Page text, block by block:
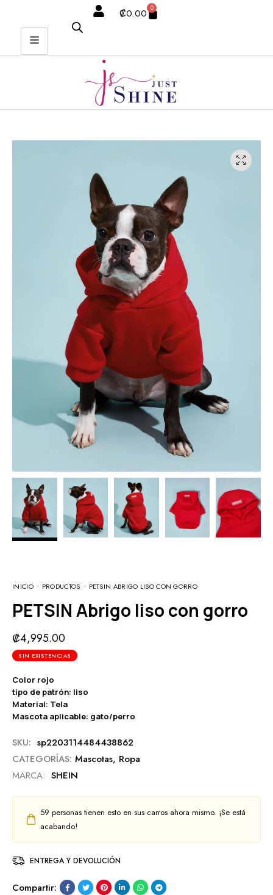
₡0.00 0
INICIO PRODUCTOS PETSIN ABRIGO LISO CON GORRO
PETSIN Abrigo liso con gorro
₡4,995.00
SIN EXISTENCIAS
Color rojo
tipo de patrón: liso
Material: Tela
Mascota aplicable: gato/perro
SKU: sp2203114484438862
CATEGORÍAS: Mascotas, Ropa
MARCA: SHEIN
59 personas tienen esto en sus carros ahora mismo. ¡Se está
acabando!
ENTREGA Y DEVOLUCIÓN
Compartir: